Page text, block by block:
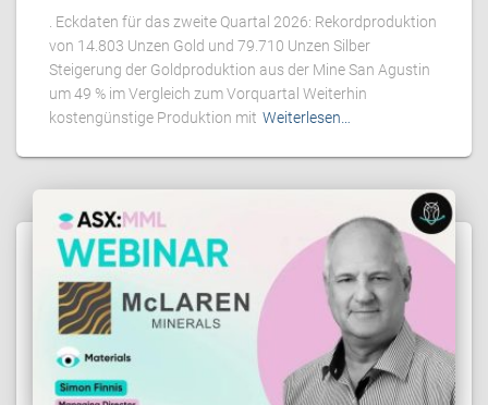
. Eckdaten für das zweite Quartal 2026: Rekordproduktion
von 14.803 Unzen Gold und 79.710 Unzen Silber
Steigerung der Goldproduktion aus der Mine San Agustin
um 49 % im Vergleich zum Vorquartal Weiterhin
kostengünstige Produktion mit Weiterlesen…